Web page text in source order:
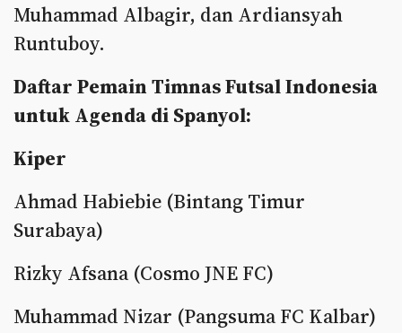
Muhammad Albagir, dan Ardiansyah
Runtuboy.
Daftar Pemain Timnas Futsal Indonesia
untuk Agenda di Spanyol:
Kiper
Ahmad Habiebie (Bintang Timur
Surabaya)
Rizky Afsana (Cosmo JNE FC)
Muhammad Nizar (Pangsuma FC Kalbar)